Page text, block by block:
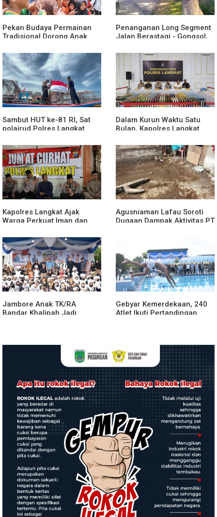
Pekan Budaya Permainan
Tradisional Dorong Anak
Ketergantungan Gadget
Penanganan Long Segment
Jalan Berastagi - Gongsol,
Tingkatkan Kenyamanan
Akses Wisata, Pertanian dan
Perekonomian
Sambut HUT ke-81 RI, Sat
polairud Polres Langkat
Putih kepada Nelayan
Dalam Kurun Waktu Satu
Bulan, Kapolres Langkat
Narkotika, Tindak Pidana
Kriminal, dan Kekerasan
Seksual terhadap Anak
Kapolres Langkat Ajak
Warga Perkuat Iman dan
Safari Jumat Curhat
Agusniaman Lafau Soroti
Dugaan Dampak Aktivitas PT
Jambore Anak TK/RA
Bandar Khalipah Jadi
Gebyar Kemerdekaan, 240
Atlet Ikuti Pertandingan